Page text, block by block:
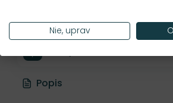
Popis
Nie, uprav